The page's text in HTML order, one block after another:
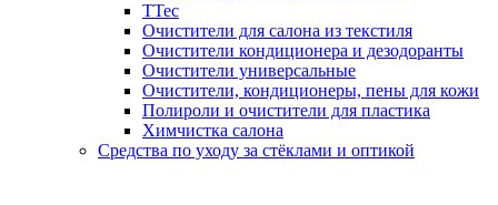
TTec
Очистители для салона из текстиля
Очистители кондиционера и дезодоранты
Очистители универсальные
Очистители, кондиционеры, пены для кожи
Полироли и очистители для пластика
Химчистка салона
Средства по уходу за стёклами и оптикой